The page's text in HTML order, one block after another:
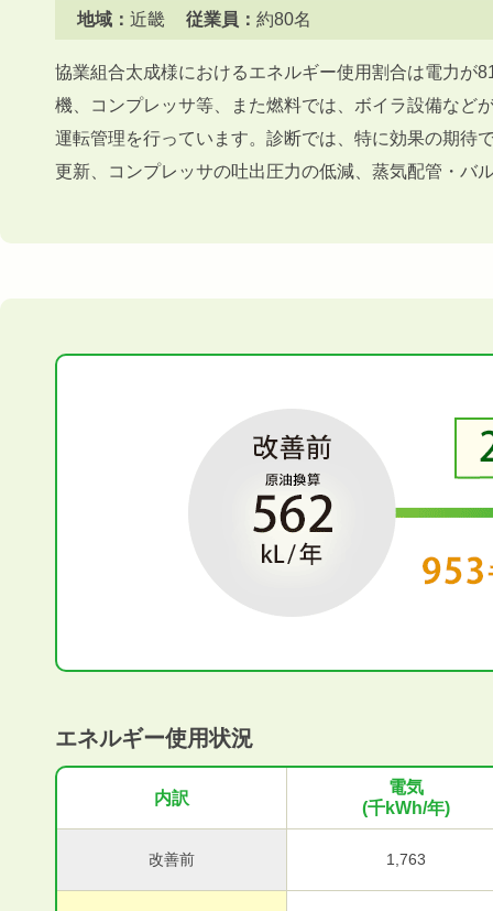
地域： 近畿 従業員： 約80名
協業組合太成様におけるエネルギー使用割合は電力が
機、コンプレッサ等、また燃料では、ボイラ設備など
運転管理を行っています。診断では、特に効果の期待
更新、コンプレッサの吐出圧力の低減、蒸気配管・バ
エネルギー使用状況
内訳
電気
(千kWh/年)
改善前 1,763